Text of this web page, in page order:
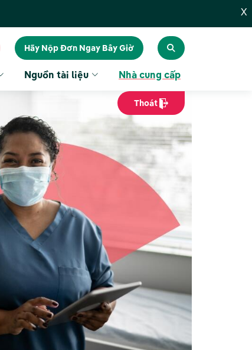
X
Hãy Nộp Đơn Ngay Bây Giờ
Nguồn tài liệu Nhà cung cấp
Thoát